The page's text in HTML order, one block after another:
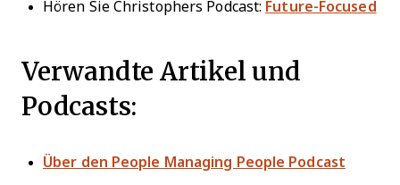
Hören Sie Christophers Podcast: Future-Focused
Verwandte Artikel und
Podcasts:
Über den People Managing People Podcast